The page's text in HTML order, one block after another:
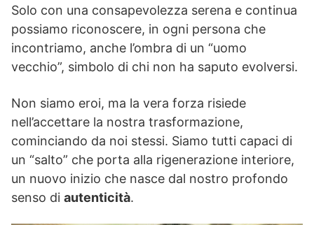
Solo con una consapevolezza serena e continua
possiamo riconoscere, in ogni persona che
incontriamo, anche l’ombra di un “uomo
vecchio”, simbolo di chi non ha saputo evolversi.
Non siamo eroi, ma la vera forza risiede
nell’accettare la nostra trasformazione,
cominciando da noi stessi. Siamo tutti capaci di
un “salto” che porta alla rigenerazione interiore,
un nuovo inizio che nasce dal nostro profondo
senso di autenticità.